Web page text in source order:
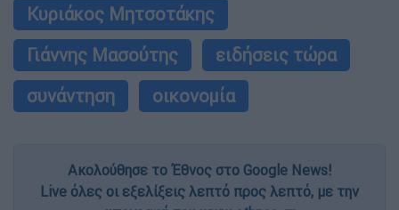
Κυριάκος Μητσοτάκης
Γιάννης Μασούτης
ειδήσεις τώρα
συνάντηση
οικονομία
Ακολούθησε το Έθνος στο Google News!
Live όλες οι εξελίξεις λεπτό προς λεπτό, με την